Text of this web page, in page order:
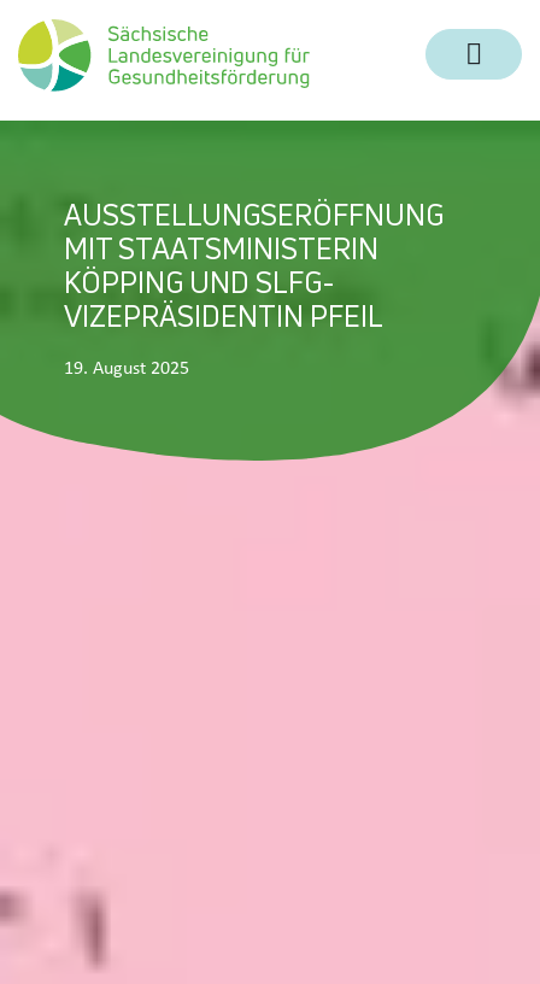
AUSSTELLUNGSERÖFFNUNG
MIT STAATSMINISTERIN
KÖPPING UND SLFG-
VIZEPRÄSIDENTIN PFEIL
19. August 2025